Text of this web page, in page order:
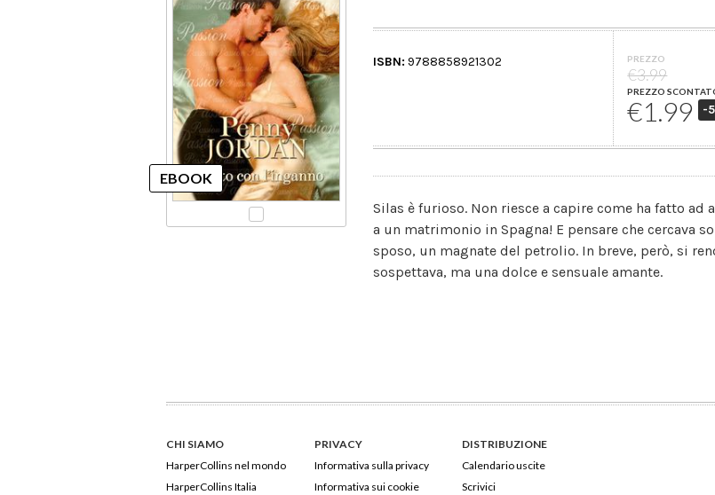
ISBN: 9788858921302 PREZZO
€3.99
PREZZO
€1.99 -
Silas è furioso. Non riesce a capire come ha fatto
a un matrimonio in Spagna! E pensare che cercava
sposo, un magnate del petrolio. In breve, però, si
sospettava, ma una dolce e sensuale amante.
CHI SIAMO
HarperCollins nel mondo
HarperCollins Italia
PRIVACY
Informativa sulla privacy
Informativa sui cookie
DISTRIBUZIONE
Calendario uscite
Scrivici